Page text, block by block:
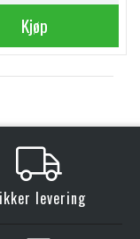
Kjøp
levering